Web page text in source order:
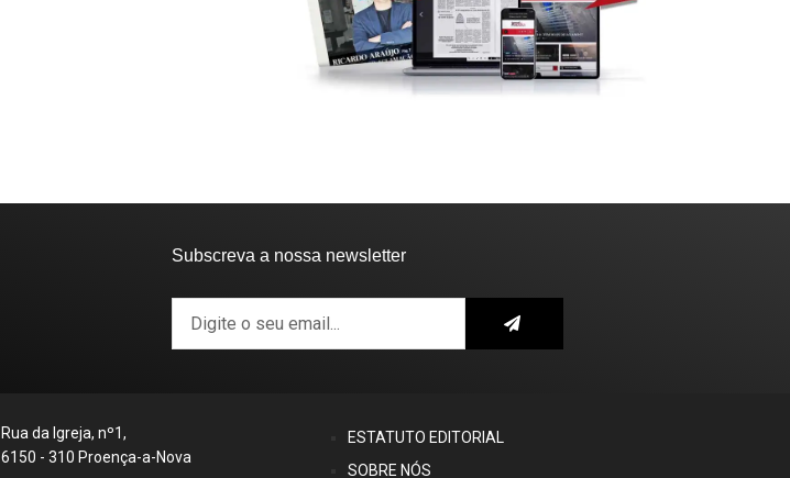
Subscreva a nossa newsletter
Rua da Igreja, nº1,
6150 - 310 Proença-a-Nova
ESTATUTO EDITORIAL
SOBRE NÓS